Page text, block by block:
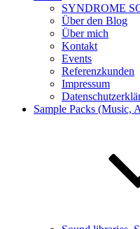
SYNDROME
Über den Blog
Über mich
Kontakt
Events
Referenzkunden
Impressum
Sample Packs (Music,